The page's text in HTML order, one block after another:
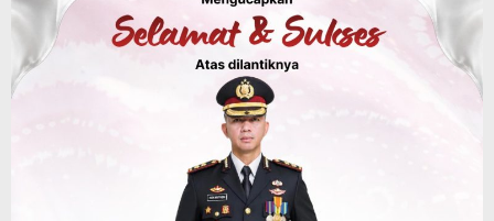
Agustus 7, 2026
Kalsel
Operasi Sikat Intan 2026 Berakhir, Polda
Kalsel Amankan Ribuan Miras Hingga